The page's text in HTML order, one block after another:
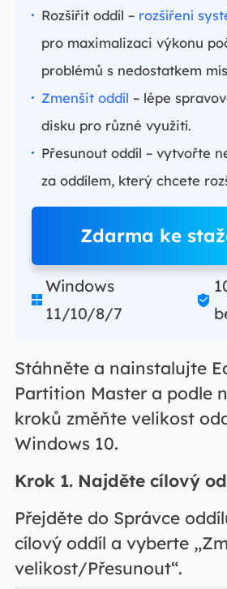
Rozšířit oddíl – rozšíření
pro maximalizaci výkonu
problémů s nedostatkem
Zmenšit oddíl – lépe
disku pro různé využití.
Přesunout oddíl – vytvořte
za oddílem, který chcete
Zdarma ke

Windows
11/10/8/7

Stáhněte a nainstalujte
Partition Master a podle
kroků změňte velikost
Windows 10.
Krok 1. Najděte cílový
Přejděte do Správce
cílový oddíl a vyberte
velikost/Přesunout“.